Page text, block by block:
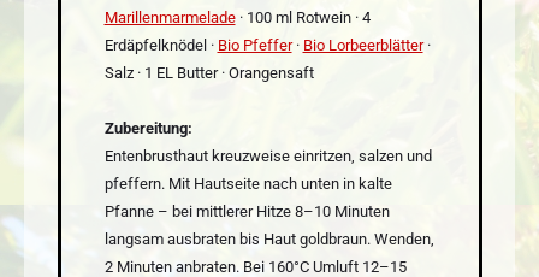
Marillenmarmelade· 100 ml Rotwein · 4
Erdäpfelknödel · Bio Pfeffer· Bio Lorbeerblätter·
Salz · 1 EL Butter · Orangensaft
Zubereitung:
Entenbrusthaut kreuzweise einritzen, salzen und
pfeffern. Mit Hautseite nach unten in kalte
Pfanne – bei mittlerer Hitze 8–10 Minuten
langsam ausbraten bis Haut goldbraun. Wenden,
2 Minuten anbraten. Bei 160°C Umluft 12–15